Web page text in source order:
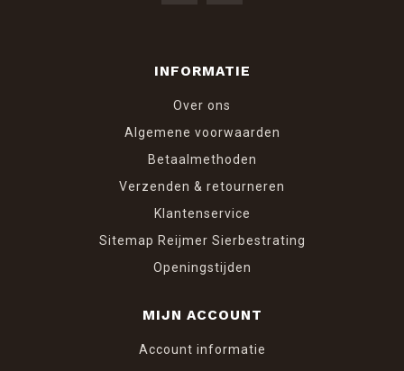
INFORMATIE
Over ons
Algemene voorwaarden
Betaalmethoden
Verzenden & retourneren
Klantenservice
Sitemap Reijmer Sierbestrating
Openingstijden
MIJN ACCOUNT
Account informatie